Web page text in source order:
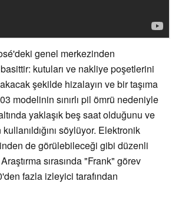
genel merkezinden
kutuları ve nakliye poşetlerini
şekilde hizalayın ve bir taşıma
modelinin sınırlı pil ömrü nedeniyle
yaklaşık beş saat olduğunu ve
söylüyor. Elektronik
de görülebileceği gibi düzenli
sırasında "Frank" görev
fazla izleyici tarafından